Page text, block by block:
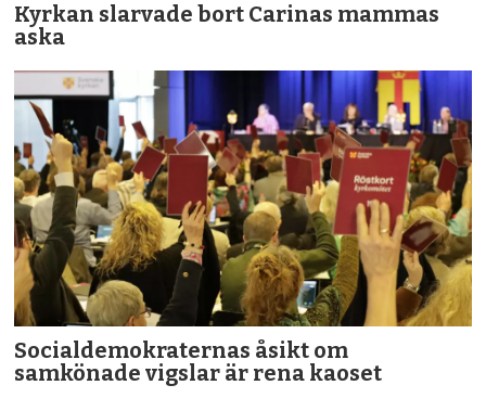
Kyrkan slarvade bort Carinas mammas
aska
Socialdemokraternas åsikt om
samkönade vigslar är rena kaoset